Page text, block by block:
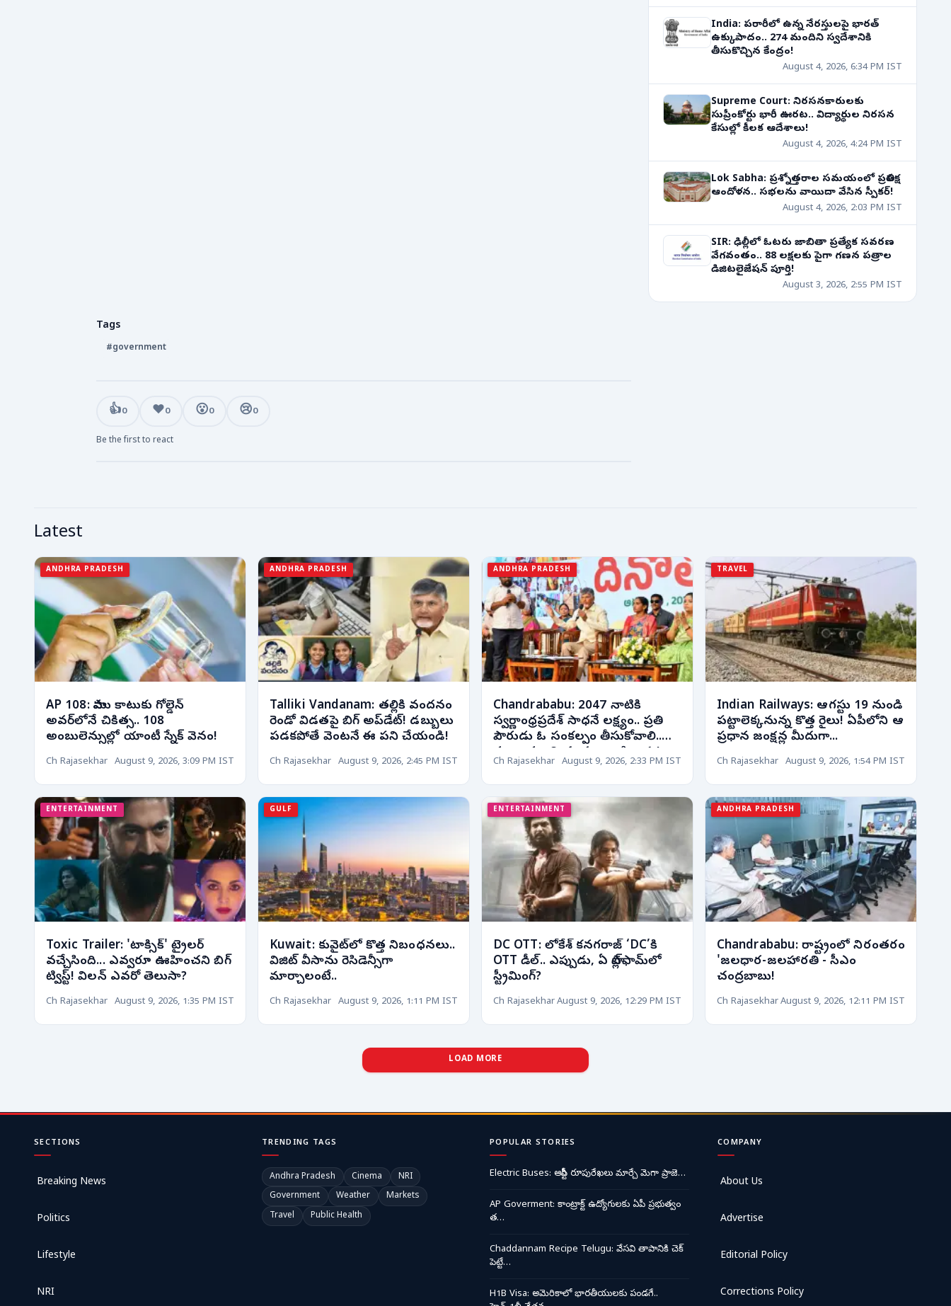
India: పరారీలో ఉన్న నేరస్తులపై భారత్
ఉక్కుపాదం.. 274 మందిని స్వదేశానికి
తీసుకొచ్చిన కేంద్రం!
August 4, 2026, 6:34 PM IST
Supreme Court: నిరసనకారులకు
సుప్రీంకోర్టు భారీ ఊరట.. విద్యార్థుల నిరసన
కేసుల్లో కీలక ఆదేశాలు!
August 4, 2026, 4:24 PM IST
Lok Sabha: ప్రశ్నోత్తరాల సమయంలో ప్రతిపక్ష
ఆందోళన.. సభలను వాయిదా వేసిన స్పీకర్!
August 4, 2026, 2:03 PM IST
SIR: ఢిల్లీలో ఓటరు జాబితా ప్రత్యేక సవరణ
వేగవంతం.. 88 లక్షలకు పైగా గణన పత్రాల
డిజిటలైజేషన్ పూర్తి!
August 3, 2026, 2:55 PM IST
Tags
#government
👍0 ❤️0 😮0 😢0
Be the first to react
Latest
ANDHRA PRADESH
AP 108: పాము కాటుకు గోల్డెన్
అవర్‌లోనే చికిత్స.. 108
అంబులెన్సుల్లో యాంటీ స్నేక్ వెనం!
Ch Rajasekhar August 9, 2026, 3:09 PM IST
ANDHRA PRADESH
Talliki Vandanam: తల్లికి వందనం
రెండో విడతపై బిగ్ అప్‌డేట్! డబ్బులు
పడకపోతే వెంటనే ఈ పని చేయండి!
Ch Rajasekhar August 9, 2026, 2:45 PM IST
ANDHRA PRADESH
Chandrababu: 2047 నాటికి
స్వర్ణాంధ్రప్రదేశ్ సాధనే లక్ష్యం.. ప్రతి
పౌరుడు ఓ సంకల్పం తీసుకోవాలి..
ముఖ్యమంత్రి చంద్రబాబు పిలుపు!
Ch Rajasekhar August 9, 2026, 2:33 PM IST
TRAVEL
Indian Railways: ఆగస్టు 19 నుండి
పట్టాలెక్కనున్న కొత్త రైలు! ఏపీలోని ఆ
ప్రధాన జంక్షన్ల మీదుగా...
Ch Rajasekhar August 9, 2026, 1:54 PM IST
ENTERTAINMENT
Toxic Trailer: 'టాక్సిక్' ట్రైలర్
వచ్చేసింది... ఎవ్వరూ ఊహించని బిగ్
ట్విస్ట్! విలన్ ఎవరో తెలుసా?
Ch Rajasekhar August 9, 2026, 1:35 PM IST
GULF
Kuwait: కువైట్‌లో కొత్త నిబంధనలు..
విజిట్ వీసాను రెసిడెన్సీగా
మార్చాలంటే..
Ch Rajasekhar August 9, 2026, 1:11 PM IST
ENTERTAINMENT
DC OTT: లోకేశ్ కనగరాజ్ ‘DC’కి
OTT డీల్.. ఎప్పుడు, ఏ ప్లాట్‌ఫామ్‌లో
స్ట్రీమింగ్?
Ch RajasekharAugust 9, 2026, 12:29 PM IST
ANDHRA PRADESH
Chandrababu: రాష్ట్రంలో నిరంతరం
'జలధార-జలహారతి - సీఎం
చంద్రబాబు!
Ch RajasekharAugust 9, 2026, 12:11 PM IST
LOAD MORE
SECTIONS
Breaking News
Politics
Lifestyle
NRI
TRENDING TAGS
Andhra Pradesh Cinema
NRI
Government
Weather
Markets
Travel
Public Health
POPULAR STORIES
Electric Buses: ఆర్టీసీ రూపురేఖలు మార్చే మెగా ప్రాజె…
AP Goverment: కాంట్రాక్ట్ ఉద్యోగులకు ఏపీ ప్రభుత్వం
త…
Chaddannam Recipe Telugu: వేసవి తాపానికి చెక్
పెట్టే…
H1B Visa: అమెరికాలో భారతీయులకు పండగే..
COMPANY
About Us
Advertise
Editorial Policy
Corrections Policy